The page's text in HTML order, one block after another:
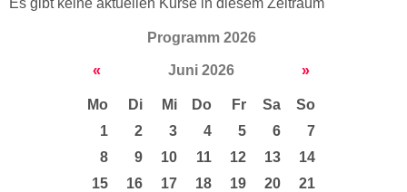
Es gibt keine aktuellen Kurse in diesem Zeitraum
Programm 2026
« Juni 2026 »
Mo Di Mi Do Fr Sa
So
1
2 3 4 5 6
7
8
9 10 11 12 13
14
15
16 17 18 19 20
21